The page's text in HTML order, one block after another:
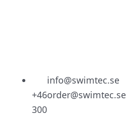
+46
300
info@swimtec.se
order@swimtec.se